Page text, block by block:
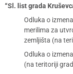
“Sl. list grada
Odluka o
merilima za
zemljišta (na
Odluka o
(na teritoriji